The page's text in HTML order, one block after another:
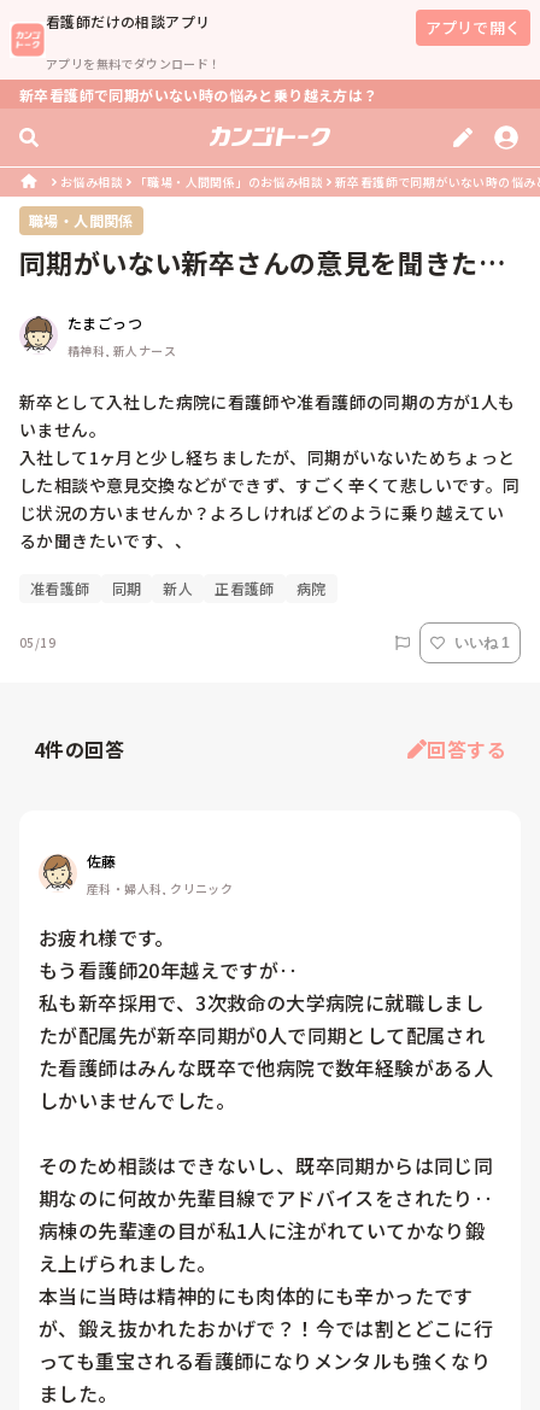
看護師だけの相談アプリ
アプリを無料でダウンロード！
アプリで開く
新卒看護師で同期がいない時の悩みと乗り越え方は？
お悩み相談 「職場・人間関係」のお悩み相談 新卒看護師で同期がいない時の悩
職場・人間関係
同期がいない新卒さんの意見を聞きたい
たまごっつ
精神科, 新人ナース
新卒として入社した病院に看護師や准看護師の同期の方が1人も
いません。
入社して1ヶ月と少し経ちましたが、同期がいないためちょっと
した相談や意見交換などができず、すごく辛くて悲しいです。同
じ状況の方いませんか？よろしければどのように乗り越えてい
准看護師 同期 新人 正看護師 病院
05/19 いいね 1
4件の回答 回答する
佐藤
産科・婦人科, クリニック
お疲れ様です。
もう看護師20年越えですが‥
私も新卒採用で、3次救命の大学病院に就職しまし
たが配属先が新卒同期が0人で同期として配属され
た看護師はみんな既卒で他病院で数年経験がある人
しかいませんでした。
そのため相談はできないし、既卒同期からは同じ同
期なのに何故か先輩目線でアドバイスをされたり‥
病棟の先輩達の目が私1人に注がれていてかなり鍛
え上げられました。
本当に当時は精神的にも肉体的にも辛かったです
が、鍛え抜かれたおかげで？！今では割とどこに行
っても重宝される看護師になりメンタルも強くなり
ました。